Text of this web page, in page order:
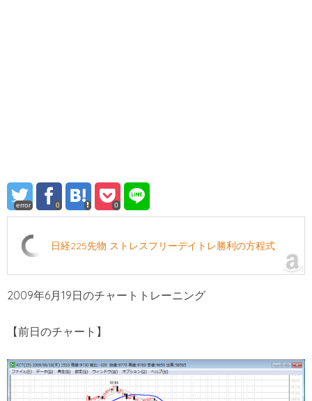
error 0 0
日経225先物 ストレスフリーデイトレ勝利の方程式
2009年6月19日のチャートトレーニング
【前日のチャート】